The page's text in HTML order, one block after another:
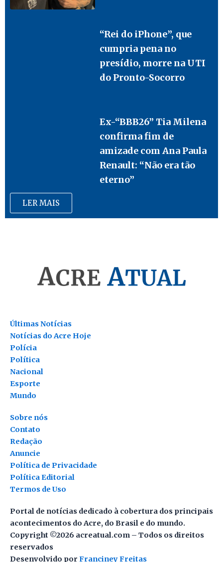
“Rei do iPhone”, que
cumpria pena no
presídio, morre na UTI
do Pronto-Socorro
Ex-“BBB26” Tia Milena
confirma fim de
amizade com Ana Paula
Renault: “Não era tão
eterno”
LER MAIS
Últimas Notícias
Notícias do Acre Hoje
Polícia
Política
Nacional
Esporte
Mundo
Contato
Redação
Anuncie
Política de Privacidade
Política Editorial
Termos de Uso
Sobre nós
Portal de notícias dedicado à cobertura dos principais
acontecimentos do Acre, do Brasil e do mundo.
Copyright ©2026 acreatual.com – Todos os direitos
reservados
Desenvolvido por Franciney Freitas